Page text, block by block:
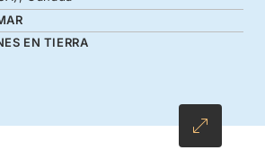
salvaje se prepara para
EN TIERRA